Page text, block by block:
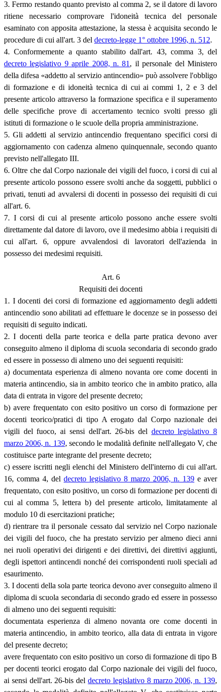
3. Fermo restando quanto previsto al comma 2, se il datore di lavoro
ritiene necessario comprovare l'idoneità tecnica del personale
esaminato con apposita attestazione, la stessa è acquisita secondo le
procedure di cui all'art. 3 del decreto-legge 1° ottobre 1996, n. 512.
4. Conformemente a quanto stabilito dall'art. 43, comma 3, del
decreto legislativo 9 aprile 2008, n. 81 , il personale del Ministero
della difesa «addetto al servizio antincendio» può assolvere l'obbligo
di formazione e di idoneità tecnica di cui ai commi 1, 2 e 3 del
presente articolo attraverso la formazione specifica e il superamento
delle specifiche prove di accertamento tecnico svolti presso gli
istituti di formazione o le scuole della propria amministrazione.
5. Gli addetti al servizio antincendio frequentano specifici corsi di
aggiornamento con cadenza almeno quinquennale, secondo quanto
previsto nell'allegato III.
6. Oltre che dal Corpo nazionale dei vigili del fuoco, i corsi di cui al
presente articolo possono essere svolti anche da soggetti, pubblici o
privati, tenuti ad avvalersi di docenti in possesso dei requisiti di cui
all'art. 6.
7. I corsi di cui al presente articolo possono anche essere svolti
direttamente dal datore di lavoro, ove il medesimo abbia i requisiti di
cui all'art. 6, oppure avvalendosi di lavoratori dell'azienda in
possesso dei medesimi requisiti.
Art. 6
Requisiti dei docenti
1. I docenti dei corsi di formazione ed aggiornamento degli addetti
antincendio sono abilitati ad effettuare le docenze se in possesso dei
requisiti di seguito indicati.
2. I docenti della parte teorica e della parte pratica devono aver
conseguito almeno il diploma di scuola secondaria di secondo grado
ed essere in possesso di almeno uno dei seguenti requisiti:
a) documentata esperienza di almeno novanta ore come docenti in
materia antincendio, sia in ambito teorico che in ambito pratico, alla
data di entrata in vigore del presente decreto;
b) avere frequentato con esito positivo un corso di formazione per
docenti teorico/pratici di tipo A erogato dal Corpo nazionale dei
vigili del fuoco, ai sensi dell'art. 26-bis del decreto legislativo 8
marzo 2006, n. 139, secondo le modalità definite nell'allegato V, che
costituisce parte integrante del presente decreto;
c) essere iscritti negli elenchi del Ministero dell'interno di cui all'art.
16, comma 4, del decreto legislativo 8 marzo 2006, n. 139 e aver
frequentato, con esito positivo, un corso di formazione per docenti di
cui al comma 5, lettera b) del presente articolo, limitatamente al
modulo 10 di esercitazioni pratiche;
d) rientrare tra il personale cessato dal servizio nel Corpo nazionale
dei vigili del fuoco, che ha prestato servizio per almeno dieci anni
nei ruoli operativi dei dirigenti e dei direttivi, dei direttivi aggiunti,
degli ispettori antincendi nonché dei corrispondenti ruoli speciali ad
esaurimento.
3. I docenti della sola parte teorica devono aver conseguito almeno il
diploma di scuola secondaria di secondo grado ed essere in possesso
di almeno uno dei seguenti requisiti:
documentata esperienza di almeno novanta ore come docenti in
materia antincendio, in ambito teorico, alla data di entrata in vigore
del presente decreto;
avere frequentato con esito positivo un corso di formazione di tipo B
per docenti teorici erogato dal Corpo nazionale dei vigili del fuoco,
ai sensi dell'art. 26-bis deldecreto legislativo 8 marzo 2006, n. 139,